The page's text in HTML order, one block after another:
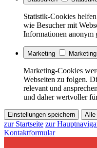
Statistik-Cookies
wie Besucher mit
Informationen anonym
Marketing Marketing
Marketing-Cookies
Webseiten zu folgen.
relevant und
und daher wertvoller
Einstellungen speichern Alle
zur Startseite zur
Kontaktformular